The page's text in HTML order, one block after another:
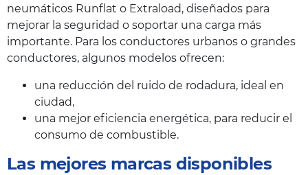
neumáticos Runflat o Extraload, diseñados para
mejorar la seguridad o soportar una carga más
importante. Para los conductores urbanos o grandes
conductores, algunos modelos ofrecen:
una reducción del ruido de rodadura, ideal en
ciudad,
una mejor eficiencia energética, para reducir el
consumo de combustible.
Las mejores marcas disponibles